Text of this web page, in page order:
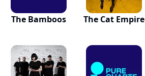
The Bamboos The Cat Empire